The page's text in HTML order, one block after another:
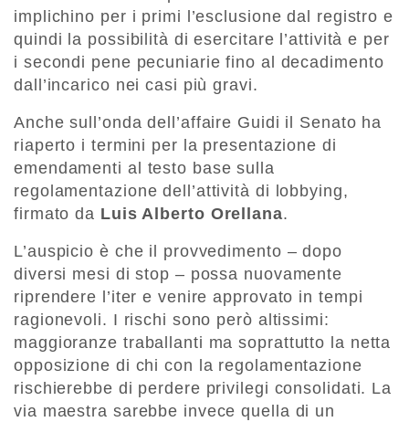
implichino per i primi l’esclusione dal registro e
quindi la possibilità di esercitare l’attività e per
i secondi pene pecuniarie fino al decadimento
dall’incarico nei casi più gravi.
Anche sull’onda dell’affaire Guidi il Senato ha
riaperto i termini per la presentazione di
emendamenti al testo base sulla
regolamentazione dell’attività di lobbying,
firmato da Luis Alberto Orellana.
L’auspicio è che il provvedimento – dopo
diversi mesi di stop – possa nuovamente
riprendere l’iter e venire approvato in tempi
ragionevoli. I rischi sono però altissimi:
maggioranze traballanti ma soprattutto la netta
opposizione di chi con la regolamentazione
rischierebbe di perdere privilegi consolidati. La
via maestra sarebbe invece quella di un